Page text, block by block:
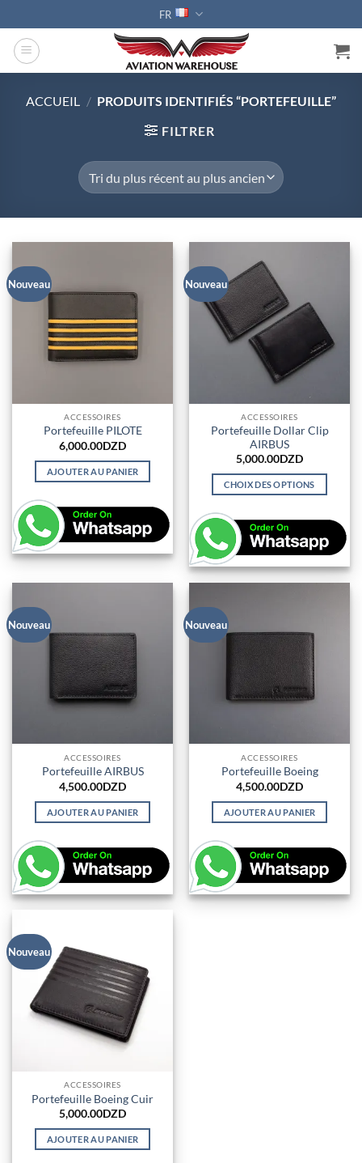
au
contenu
FR
ACCUEIL / PRODUITS IDENTIFIÉS “PORTEFEUILLE”
FILTRER
Nouveau
ACCESSOIRES
Portefeuille PILOTE
6,000.00DZD
AJOUTER AU PANIER
Nouveau
ACCESSOIRES
Portefeuille Dollar Clip
AIRBUS
5,000.00DZD
CHOIX DES OPTIONS
produit
a
plusieurs
variations.
être
choisies
sur
la
page
Nouveau
ACCESSOIRES
Portefeuille AIRBUS
4,500.00DZD
AJOUTER AU PANIER
Nouveau
ACCESSOIRES
Portefeuille Boeing
4,500.00DZD
AJOUTER AU PANIER
Nouveau
ACCESSOIRES
Portefeuille Boeing Cuir
5,000.00DZD
AJOUTER AU PANIER